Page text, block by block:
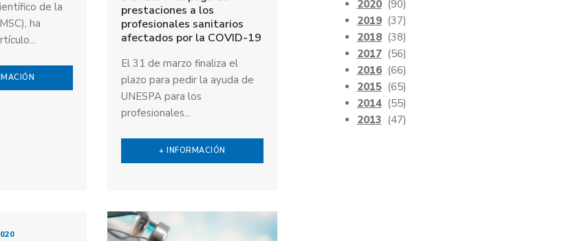
de la
ha
prestaciones a los
profesionales sanitarios
afectados por la COVID-19
El 31 de marzo finaliza el
plazo para pedir la ayuda de
UNESPA para los
profesionales...
+ INFORMACIÓN
2020 (90)
2019 (37)
2018 (38)
2017 (56)
2016 (66)
2015 (65)
2014 (55)
2013 (47)